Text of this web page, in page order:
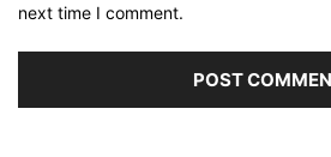
next time I comment.